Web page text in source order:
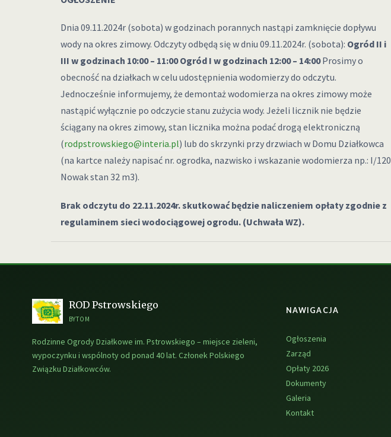
Dnia 09.11.2024r (sobota) w godzinach porannych nastąpi zamknięcie dopływu
wody na okres zimowy. Odczyty odbędą się w dniu 09.11.2024r. (sobota): Ogród II i
III w godzinach 10:00 – 11:00 Ogród I w godzinach 12:00 – 14:00Prosimy o
obecność na działkach w celu udostępnienia wodomierzy do odczytu.
Jednocześnie informujemy, że demontaż wodomierza na okres zimowy może
nastąpić wyłącznie po odczycie stanu zużycia wody. Jeżeli licznik nie będzie
ściągany na okres zimowy, stan licznika można podać drogą elektroniczną
(rodpstrowskiego@interia.pl) lub do skrzynki przy drzwiach w Domu Działkowca
(na kartce należy napisać nr. ogrodka, nazwisko i wskazanie wodomierza np.: I/120
Nowak stan 32 m3).
Brak odczytu do 22.11.2024r. skutkować będzie naliczeniem opłaty zgodnie z
regulaminem sieci wodociągowej ogrodu. (Uchwała WZ).
ROD Pstrowskiego
BYTOM
Rodzinne Ogrody Działkowe im. Pstrowskiego – miejsce zieleni,
wypoczynku i wspólnoty od ponad 40 lat. Członek Polskiego
Związku Działkowców.
NAWIGACJA
Ogłoszenia
Zarząd
Opłaty 2026
Dokumenty
Galeria
Kontakt